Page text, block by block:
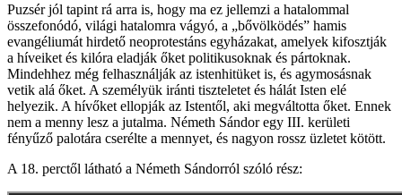
Puzsér jól tapint rá arra is, hogy ma ez jellemzi a hatalommal
összefonódó, világi hatalomra vágyó, a „bővölködés” hamis
evangéliumát hirdető neoprotestáns egyházakat, amelyek kifosztják
a híveiket és kilóra eladják őket politikusoknak és pártoknak.
Mindehhez még felhasználják az istenhitüket is, és agymosásnak
vetik alá őket. A személyük iránti tiszteletet és hálát Isten elé
helyezik. A hívőket ellopják az Istentől, aki megváltotta őket. Ennek
nem a menny lesz a jutalma. Németh Sándor egy III. kerületi
fényűző palotára cserélte a mennyet, és nagyon rossz üzletet kötött.
A 18. perctől látható a Németh Sándorról szóló rész: